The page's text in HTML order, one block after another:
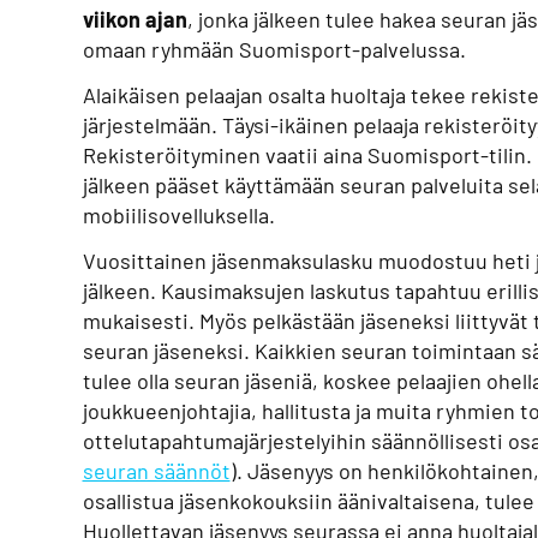
viikon ajan, jonka jälkeen tulee hakea seuran
omaan ryhmään Suomisport-palvelussa.
Alaikäisen pelaajan osalta huoltaja tekee
järjestelmään. Täysi-ikäinen pelaaja
Rekisteröityminen vaatii aina Suomisport-
jälkeen pääset käyttämään seuran palveluita
mobiilisovelluksella.
Vuosittainen jäsenmaksulasku muodostuu heti
jälkeen. Kausimaksujen laskutus tapahtuu
mukaisesti. Myös pelkästään jäseneksi liittyvät
seuran jäseneksi. Kaikkien seuran toimintaan
tulee olla seuran jäseniä, koskee pelaajien
joukkueenjohtajia, hallitusta ja muita ryhmien
ottelutapahtumajärjestelyihin säännöllisesti
seuran säännöt). Jäsenyys on
osallistua jäsenkokouksiin äänivaltaisena, tulee
Huollettavan jäsenyys seurassa ei anna